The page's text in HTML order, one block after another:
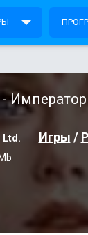
Ltd. Игры /